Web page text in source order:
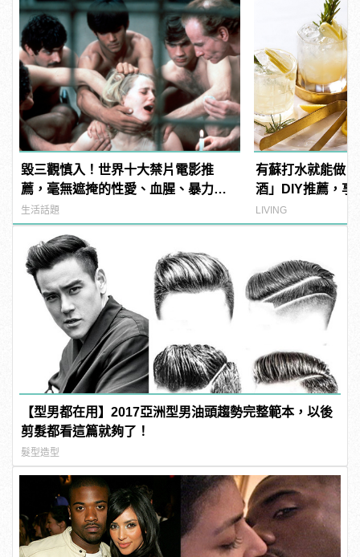
毀三觀慎入！世界十大禁片電影推
薦，毫無遮掩的性愛、血腥、暴力、
噁心到極致！ | manfashion這樣變型
男
生活話題
有蘇打水就能做
酒」DIY推薦，享
夜！
LIVING
【型男都在用】2017亞洲型男油頭趨勢完整範本，以後
剪髮都看這篇就夠了！
髮型造型